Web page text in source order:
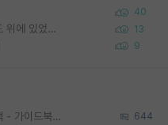
40
진짜 제발 적당히 똑똑한 박사과정이라도 위에 있었으면.. 13
9
[무료] 2026 미국 대학원 유학 스타터팩 - 가이드북 & 합격자 컨택메일 템플릿 644